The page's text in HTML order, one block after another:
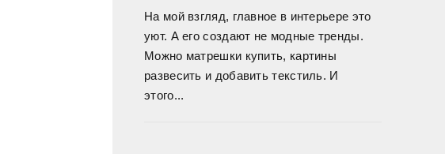
На мой взгляд, главное в интерьере это
уют. А его создают не модные тренды.
Можно матрешки купить, картины
развесить и добавить текстиль. И
этого...